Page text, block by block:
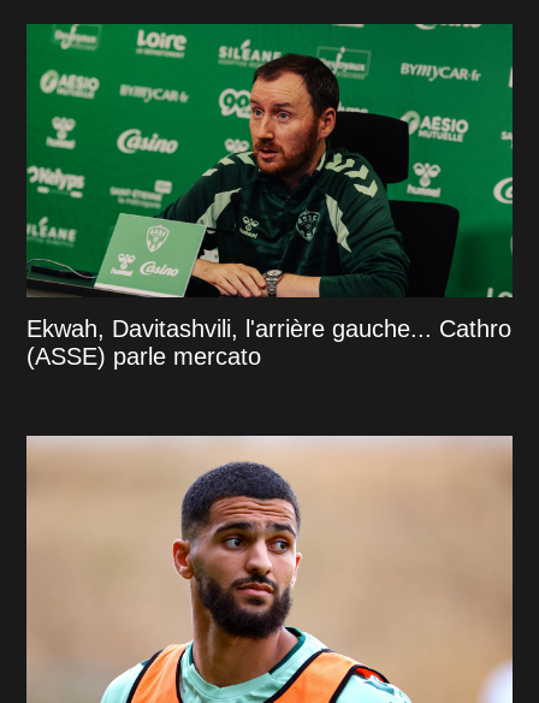
Ekwah, Davitashvili, l'arrière gauche... Cathro
(ASSE) parle mercato